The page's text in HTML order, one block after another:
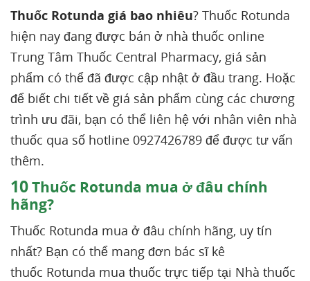
Thuốc Rotunda giá bao nhiêu? Thuốc Rotunda
hiện nay đang được bán ở nhà thuốc online
Trung Tâm Thuốc Central Pharmacy, giá sản
phẩm có thể đã được cập nhật ở đầu trang. Hoặc
để biết chi tiết về giá sản phẩm cùng các chương
trình ưu đãi, bạn có thể liên hệ với nhân viên nhà
thuốc qua số hotline 0927426789 để được tư vấn
thêm.
10Thuốc Rotunda mua ở đâu chính
hãng?
Thuốc Rotunda mua ở đâu chính hãng, uy tín
nhất? Bạn có thể mang đơn bác sĩ kê
thuốc Rotunda mua thuốc trực tiếp tại Nhà thuốc